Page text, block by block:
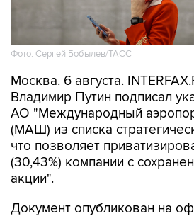
Фото: Сергей Бобылев/ТАСС
Москва. 6 августа.
АО "Международный
(МАШ) из списка
что позволяет
(30,43%) компании с
акции".
Документ опубликован на
соответствии с ним